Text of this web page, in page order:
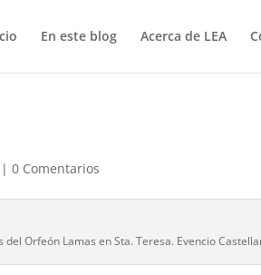
En este blog Acerca de LEA
0 Comentarios
Orfeón Lamas en Sta. Teresa. Evencio